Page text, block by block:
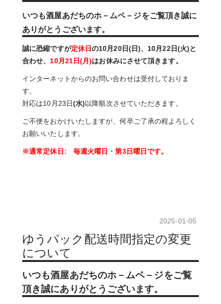
いつも酒屋あだちのホ－ムペ－ジをご覧頂き誠に
ありがとうございます。
誠に恐縮ですが定休日の10月20日(日)、10月22日(火)と
合わせ、 10月21日(月)はお休みにさせて頂きます。
インターネットからのお問い合わせは受付しておりま
す。
対応は10月23日(水)以降順次させていただきます。
ご不便をおかけいたしますが、何卒ご了承の程よろしく
お願いいたします。
※通常定休日: 毎週火曜日・第3日曜日です。
2025-01-05
ゆうパック配送時間指定の変更
について
いつも酒屋あだちのホ－ムペ－ジをご覧
頂き誠にありがとうございます。